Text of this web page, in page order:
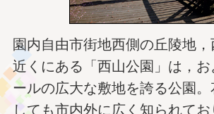
園内自由市街地西側の丘陵地
近くにある「西山公園」は，お
ールの広大な敷地を誇る公園。
しても市内外に広く知られて